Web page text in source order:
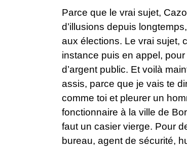
Parce que le vrai sujet,
d’illusions depuis
aux élections. Le vrai sujet,
instance puis en appel,
d’argent public. Et voilà
assis, parce que je vais te
comme toi et pleurer un
fonctionnaire à la ville de
faut un casier vierge. Pour
bureau, agent de sécurité,